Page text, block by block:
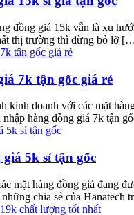
đồng giá 15k vẫn là xu
thị trường thì đừng bỏ lỡ
7k tận gốc giá rẻ
kinh doanh với các mặt
nhập hàng đồng giá 7k tận
5k sỉ tận gốc
mặt hàng đồng giá đang
chia sẻ của